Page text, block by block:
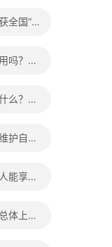
全国“火
吗？离
么？办
护自己
能享受
体上包